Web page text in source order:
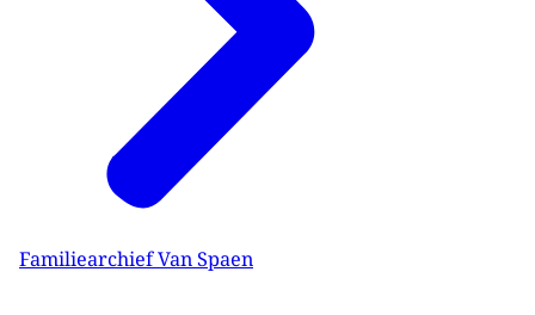
Familiearchief Van Spaen